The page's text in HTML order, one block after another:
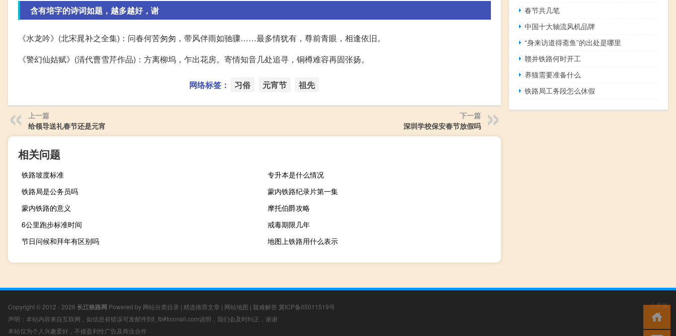
含有培字的诗词如题，越多越好，谢
《水龙吟》(北宋晁补之全集)：问春何苦匆匆，带风伴雨如驰骤……最多情犹有，尊前青眼，相逢依旧。
《警幻仙姑赋》(清代曹雪芹作品)：方离柳坞，乍出花房。寄情知音几处追寻，铜樽难容再固张扬。
网络标签： 习俗 元宵节 祖先
上一篇
给领导送礼春节还是元宵
下一篇
深圳学校保安春节放假吗
相关问题
铁路坡度标准
专升本是什么情况
铁路局是公务员吗
蒙内铁路纪录片第一集
蒙内铁路的意义
摩托伯爵攻略
6公里跑步标准时间
戒毒期限几年
节日问候和拜年有区别吗
地图上铁路用什么表示
春节共几笔
中国十大轴流风机品牌
“身来访道得斋鱼”的出处是哪里
赣井铁路何时开工
养猫需要准备什么
铁路局工务段怎么休假
Copyright © 2012 - 2026 长江铁路网 Powered by 网站分类目录 | 精选推荐文章 | 网站地图 | 疑难解答 冀ICP备05011519号
声明：本站内容来自互联网，如信息有错误可发邮件到f_fb#foxmail.com说明，我们会及时纠正，谢谢
本站仅为个人兴趣爱好，不接盈利性广告及商业合作
小男孩